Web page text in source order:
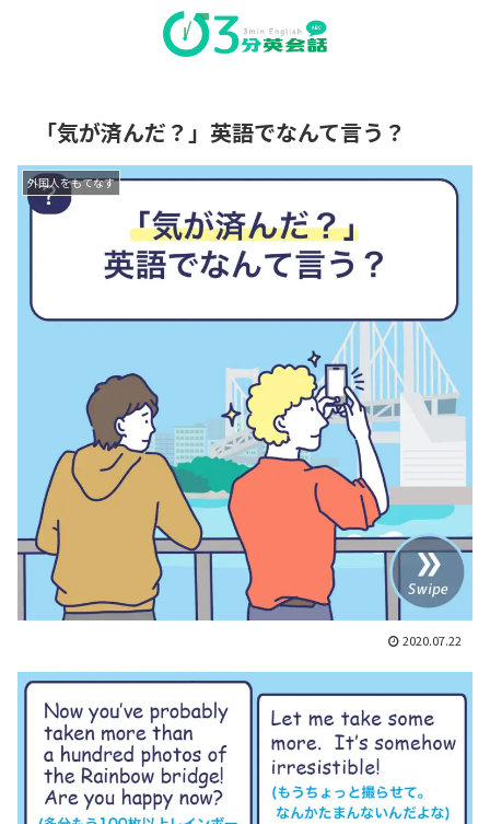
「気が済んだ？」英語でなんて言う？
外国人をもてなす
2020.07.22